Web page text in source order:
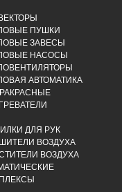
ПУШКИ
ЗАВЕСЫ
НАСОСЫ
АВТОМАТИКА
ДЛЯ РУК
ВОЗДУХА
ВОЗДУХА